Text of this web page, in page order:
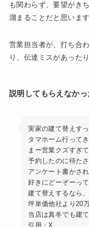
も関わらず、要望がき
溜まることだと思います
営業担当者が、打ち合
り、伝達ミスがあった
説明してもらえなかっ
実家の建て替えすっ
タマホーム行って
まー営業クズすぎ
予約したのに待た
アンケート書かさ
好きにどーぞーっ
建て替えするなら
坪単価他社より20
当店は真冬でも建
引用：X